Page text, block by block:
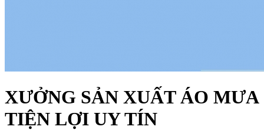
XƯỞNG SẢN XUẤT ÁO MƯA
TIỆN LỢI UY TÍN